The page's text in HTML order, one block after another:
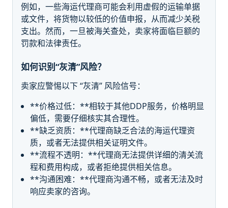
例如，一些海运代理商可能会利用虚假的运输单据
或文件，将货物以较低的价值申报，从而减少关税
支出。然而，一旦被海关查处，卖家将面临巨额的
罚款和法律责任。
如何识别“灰清”风险？
卖家应警惕以下 “灰清” 风险信号：
**价格过低：**相较于其他DDP服务，价格明显
偏低，需要仔细核实其合理性。
**缺乏资质：**代理商缺乏合法的海运代理资
质，或者无法提供相关证明文件。
**流程不透明：**代理商无法提供详细的清关流
程和费用构成，或者拒绝提供相关信息。
**沟通困难：**代理商沟通不畅，或者无法及时
响应卖家的咨询。